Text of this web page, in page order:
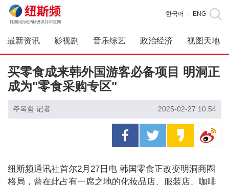
한국어 ENG
最新资讯 影视剧 音乐综艺 政治经济 视图天地
买零食成来韩外国游客必备项目 明洞正
成为"零食采购专区"
주옥함 记者 2025-02-27 10:54
纽斯频通讯社首尔2月27日电 韩国零食正改变明洞商圈
格局，曾在此占有一席之地的化妆品店、服装店、咖啡